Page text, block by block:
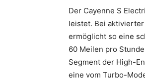
Der Cayenne S
leistet. Bei
ermöglicht so eine
60 Meilen pro
Segment der High-
eine vom Turbo-